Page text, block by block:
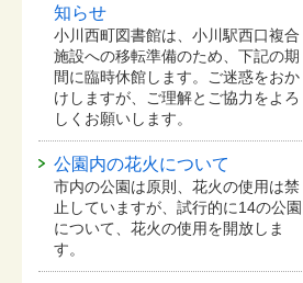
知らせ
小川西町図書館は、小川駅西口複合
施設への移転準備のため、下記の期
間に臨時休館します。ご迷惑をおか
けしますが、ご理解とご協力をよろ
しくお願いします。
公園内の花火について
市内の公園は原則、花火の使用は禁
止していますが、試行的に14の公園
について、花火の使用を開放しま
す。